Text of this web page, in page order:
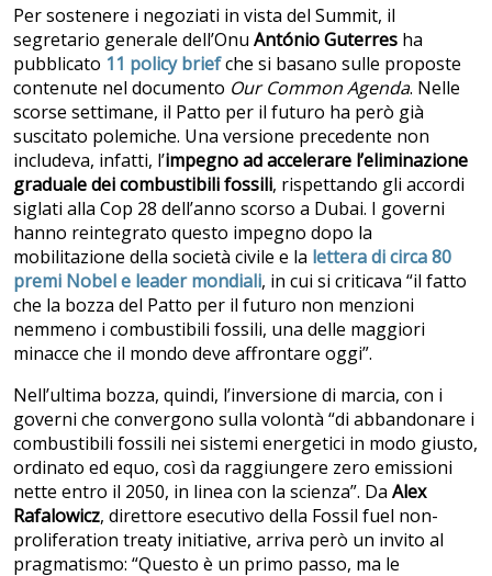
Per sostenere i negoziati in vista del Summit, il
segretario generale dell’Onu António Guterres ha
pubblicato 11 policy briefche si basano sulle proposte
contenute nel documento Our Common Agenda. Nelle
scorse settimane, il Patto per il futuro ha però già
suscitato polemiche. Una versione precedente non
includeva, infatti, l’impegno ad accelerare l’eliminazione
graduale dei combustibili fossili, rispettando gli accordi
siglati alla Cop 28 dell’anno scorso a Dubai. I governi
hanno reintegrato questo impegno dopo la
mobilitazione della società civile e la lettera di circa 80
premi Nobel e leader mondiali, in cui si criticava “il fatto
che la bozza del Patto per il futuro non menzioni
nemmeno i combustibili fossili, una delle maggiori
minacce che il mondo deve affrontare oggi”.
Nell’ultima bozza, quindi, l’inversione di marcia, con i
governi che convergono sulla volontà “di abbandonare i
combustibili fossili nei sistemi energetici in modo giusto,
ordinato ed equo, così da raggiungere zero emissioni
nette entro il 2050, in linea con la scienza”. Da Alex
Rafalowicz, direttore esecutivo della Fossil fuel non-
proliferation treaty initiative, arriva però un invito al
pragmatismo: “Questo è un primo passo, ma le